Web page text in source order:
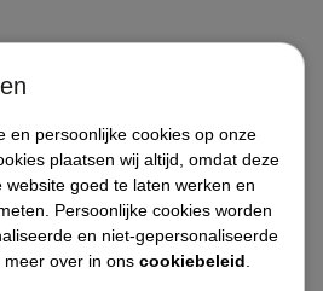
en persoonlijke cookies op onze
plaatsen wij altijd, omdat deze
website goed te laten werken en
Persoonlijke cookies worden
en niet-gepersonaliseerde
over in ons cookiebeleid
/ projecten